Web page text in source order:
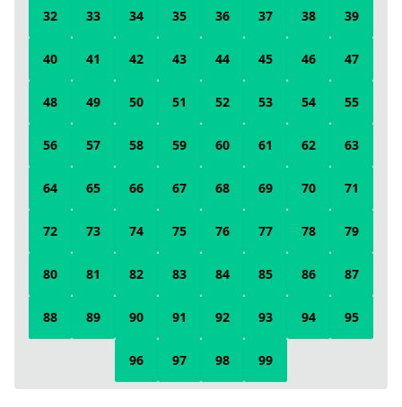
32 33 34 35 36 37 38 39
40 41 42 43 44 45 46 47
48 49 50 51 52 53 54 55
56 57 58 59 60 61 62 63
64 65 66 67 68 69 70 71
72 73 74 75 76 77 78 79
80 81 82 83 84 85 86 87
88 89 90 91 92 93 94 95
96 97 98 99